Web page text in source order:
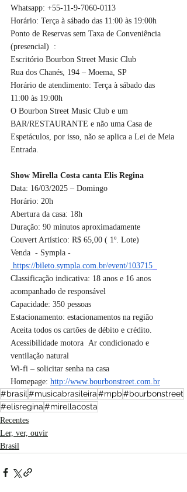
Whatsapp: +55-11-9-7060-0113
Horário: Terça à sábado das 11:00 às 19:00h
Ponto de Reservas sem Taxa de Conveniência
(presencial)  :
Escritório Bourbon Street Music Club
Rua dos Chanés, 194 – Moema, SP
Horário de atendimento: Terça à sábado das
11:00 às 19:00h
O Bourbon Street Music Club e um
BAR/RESTAURANTE e não uma Casa de
Espetáculos, por isso, não se aplica a Lei de Meia
Entrada.
Show Mirella Costa canta Elis Regina
Data: 16/03/2025 – Domingo
Horário: 20h
Abertura da casa: 18h
Duração: 90 minutos aproximadamente
Couvert Artístico: R$ 65,00 ( 1º. Lote)
Venda  - Sympla -
https://bileto.sympla.com.br/event/103715
Classificação indicativa: 18 anos e 16 anos
acompanhado de responsável
Capacidade: 350 pessoas
Estacionamento: estacionamentos na região
Aceita todos os cartões de débito e crédito.
Acessibilidade motora  Ar condicionado e
ventilação natural
Wi-fi – solicitar senha na casa
Homepage: http://www.bourbonstreet.com.br
#brasil #musicabrasileira#mpb#bourbonstreet
#elisregina#mirellacosta
Recentes
Ler, ver, ouvir
Brasil